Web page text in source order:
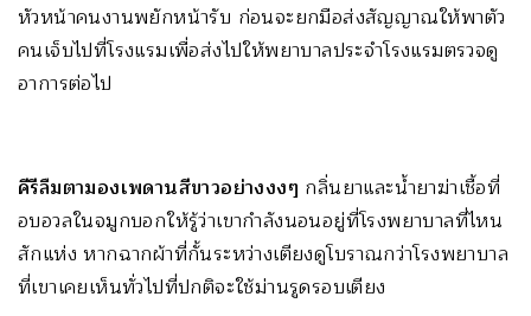
หัวหน้าคนงานพยักหน้ารับ ก่อนจะยกมือส่งสัญญาณให้พาตัว
คนเจ็บไปที่โรงแรมเพื่อส่งไปให้พยาบาลประจำโรงแรมตรวจดู
อาการต่อไป
คีรีลืมตามองเพดานสีขาวอย่างงงๆ กลิ่นยาและน้ำยาฆ่าเชื้อที่
อบอวลในจมูกบอกให้รู้ว่าเขากำลังนอนอยู่ที่โรงพยาบาลที่ไหน
สักแห่ง หากฉากผ้าที่กั้นระหว่างเตียงดูโบราณกว่าโรงพยาบาล
ที่เขาเคยเห็นทั่วไปที่ปกติจะใช้ม่านรูดรอบเตียง